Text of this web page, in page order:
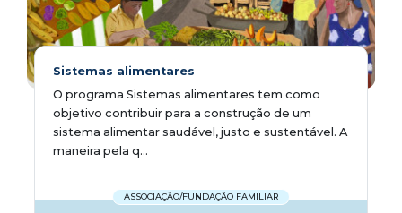
Sistemas alimentares
O programa Sistemas alimentares tem como
objetivo contribuir para a construção de um
sistema alimentar saudável, justo e sustentável. A
maneira pela q...
ASSOCIAÇÃO/FUNDAÇÃO FAMILIAR